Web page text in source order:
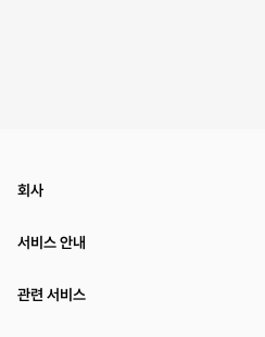
회사
서비스 안내
관련 서비스